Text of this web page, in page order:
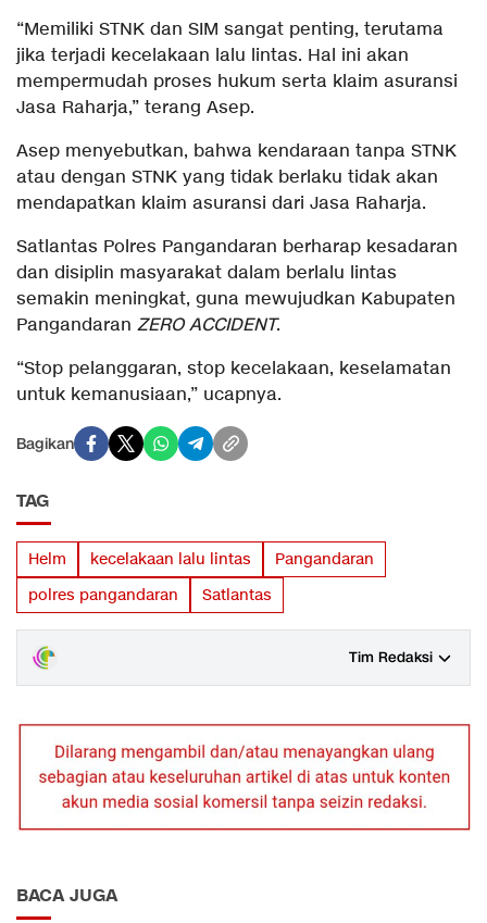
“Memiliki STNK dan SIM sangat penting, terutama
jika terjadi kecelakaan lalu lintas. Hal ini akan
mempermudah proses hukum serta klaim asuransi
Jasa Raharja,” terang Asep.
Asep menyebutkan, bahwa kendaraan tanpa STNK
atau dengan STNK yang tidak berlaku tidak akan
mendapatkan klaim asuransi dari Jasa Raharja.
Satlantas Polres Pangandaran berharap kesadaran
dan disiplin masyarakat dalam berlalu lintas
semakin meningkat, guna mewujudkan Kabupaten
Pangandaran ZERO ACCIDENT.
“Stop pelanggaran, stop kecelakaan, keselamatan
untuk kemanusiaan,” ucapnya.
Bagikan
TAG
Helm kecelakaan lalu lintas
Pangandaran
polres pangandaran
Satlantas
Tim Redaksi
BACA JUGA